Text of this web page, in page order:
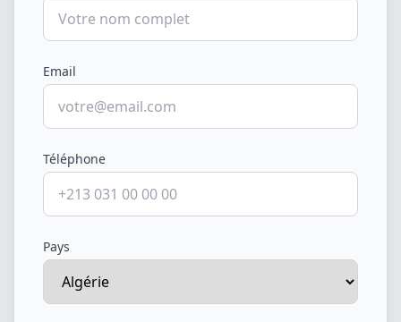
Email
Téléphone
Pays